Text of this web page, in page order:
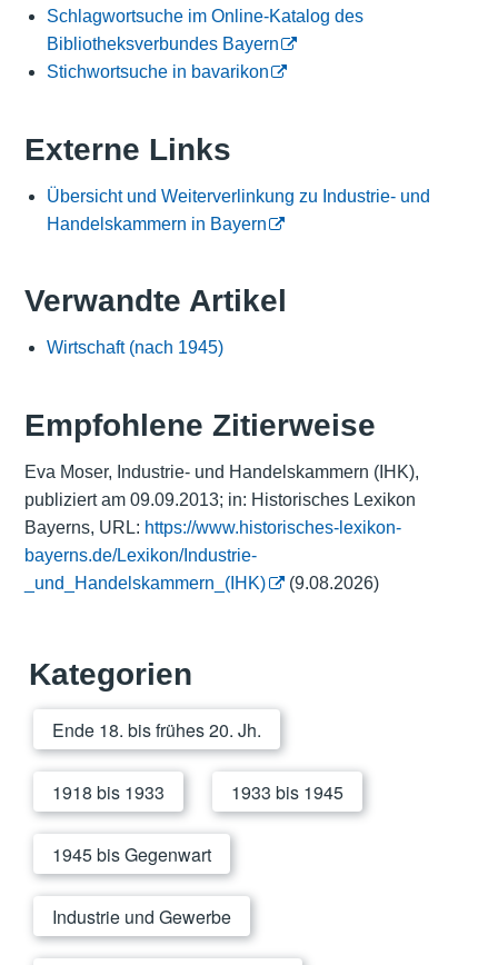
Schlagwortsuche im Online-Katalog des
Bibliotheksverbundes Bayern
Stichwortsuche in bavarikon
Externe Links
Übersicht und Weiterverlinkung zu Industrie- und
Handelskammern in Bayern
Verwandte Artikel
Wirtschaft (nach 1945)
Empfohlene Zitierweise
Eva Moser, Industrie- und Handelskammern (IHK),
publiziert am 09.09.2013; in: Historisches Lexikon
Bayerns, URL: https://www.historisches-lexikon-
bayerns.de/Lexikon/Industrie-
_und_Handelskammern_(IHK)
(9.08.2026)
Kategorien
Ende 18. bis frühes 20. Jh.
1918 bis 1933 1933 bis 1945
1945 bis Gegenwart
Industrie und Gewerbe